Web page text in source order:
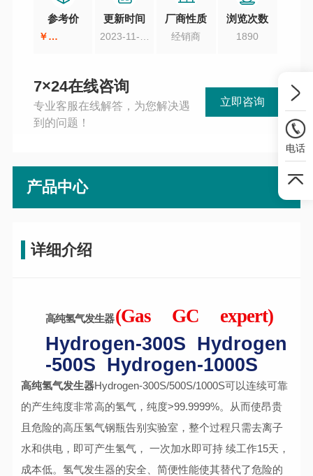
参考价
￥
更新时间 厂商性质
经销商
浏览次数
1890
7×24在线咨询
专业客服在线解答，为您解决遇
到的问题！
立即咨询
产品中心
详细介绍
高纯氢气发生器(Gas GC
expert)
Hydrogen-300S Hydrogen
-500S Hydrogen-1000S
高纯氢气发生器Hydrogen-300S/500S/1000S可以连续可靠
的产生纯度非常高的氢气，纯度>99.9999%。从而使昂贵
且危险的高压氢气钢瓶告别实验室，整个过程只需去离子
水和供电，即可产生氢气， 一次加水即可持 续工作15天，
成本低。氢气发生器的安全、简便性能使其替代了危险的
电话